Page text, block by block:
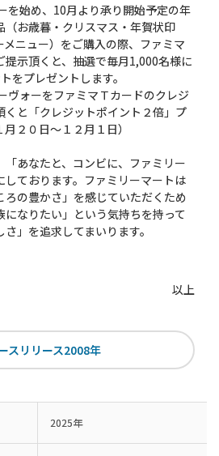
を始め、10月より承り開始予定の年
（お歳暮・クリスマス・年賀状印
ニュー）をご購入の際、ファミマ
提示頂くと、抽選で毎月1,000名様に
をプレゼントします。
ヴォーをファミマＴカードのクレジ
くと「クレジットポイント２倍」プ
２０日〜１２月１日）
あなたと、コンビに、ファミリー
しております。ファミリーマートは
ろの豊かさ」を感じていただくため
になりたい」という気持ちを持って
さ」を追求してまいります。
以上
スリリース2008年
2025年